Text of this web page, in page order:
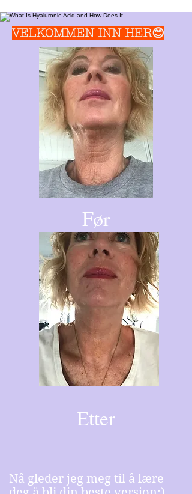
VELKOMMEN INN HER😊
Før
Etter
Nå gleder jeg meg til å lære